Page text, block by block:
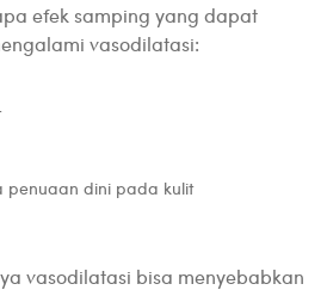
efek samping yang dapat
vasodilatasi:
penuaan dini pada kulit
vasodilatasi bisa menyebabkan